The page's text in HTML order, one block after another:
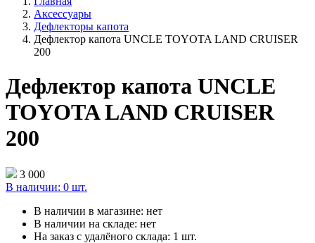
Аксессуары
Дефлекторы капота
Дефлектор капота UNCLE TOYOTA LAND CRUISER
200
Дефлектор капота UNCLE
TOYOTA LAND CRUISER
200
3 000
В наличии: 0 шт.
В наличии в магазине: нет
В наличии на складе: нет
На заказ с удалёного склада: 1 шт.